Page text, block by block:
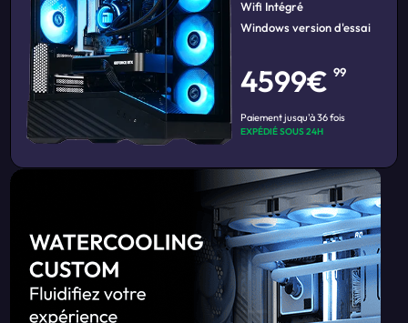
Wifi Intégré
Windows version d'essai
4599€99
Paiement jusqu'à 36 fois
EXPÉDIÉ SOUS 24H